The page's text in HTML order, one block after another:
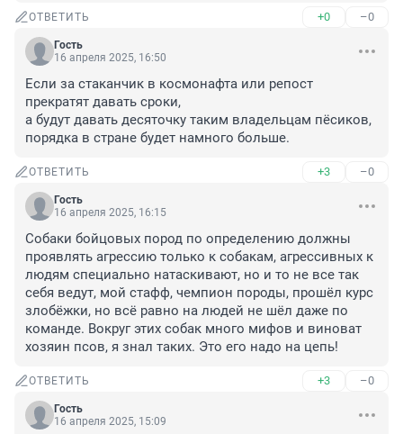
ОТВЕТИТЬ +0 –0
Гость
16 апреля 2025, 16:50
Если за стаканчик в космонафта или репост
прекратят давать сроки,
а будут давать десяточку таким владельцам пёсиков,
порядка в стране будет намного больше.
ОТВЕТИТЬ +3 –0
Гость
16 апреля 2025, 16:15
Собаки бойцовых пород по определению должны
проявлять агрессию только к собакам, агрессивных к
людям специально натаскивают, но и то не все так
себя ведут, мой стафф, чемпион породы, прошёл курс
злобёжки, но всё равно на людей не шёл даже по
команде. Вокруг этих собак много мифов и виноват
хозяин псов, я знал таких. Это его надо на цепь!
ОТВЕТИТЬ +3 –0
Гость
16 апреля 2025, 15:09